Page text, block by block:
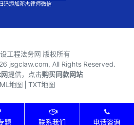
码添加邓杰律师微信
工程法务网 版权所有
jsgclaw.com, All Rights Reserved.
提供，点击购买同款网站
地图
TXT地图
题 联系我们 电话咨询